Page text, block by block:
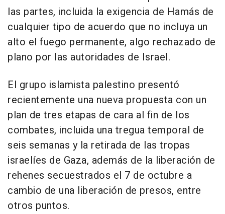
las partes, incluida la exigencia de Hamás de
cualquier tipo de acuerdo que no incluya un
alto el fuego permanente, algo rechazado de
plano por las autoridades de Israel.
El grupo islamista palestino presentó
recientemente una nueva propuesta con un
plan de tres etapas de cara al fin de los
combates, incluida una tregua temporal de
seis semanas y la retirada de las tropas
israelíes de Gaza, además de la liberación de
rehenes secuestrados el 7 de octubre a
cambio de una liberación de presos, entre
otros puntos.